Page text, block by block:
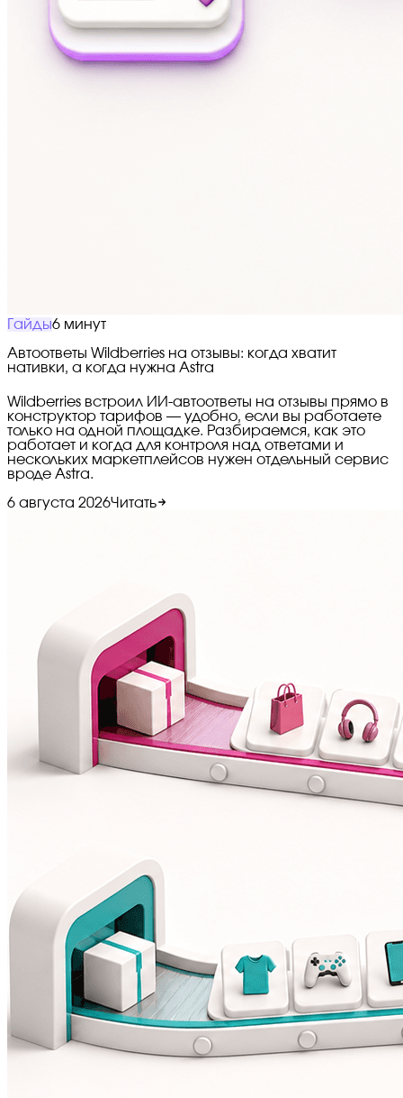
Гайды6 минут
Автоответы Wildberries на отзывы: когда хватит
нативки, а когда нужна Astra
Wildberries встроил ИИ-автоответы на отзывы прямо в
конструктор тарифов — удобно, если вы работаете
только на одной площадке. Разбираемся, как это
работает и когда для контроля над ответами и
нескольких маркетплейсов нужен отдельный сервис
вроде Astra.
6 августа 2026Читать